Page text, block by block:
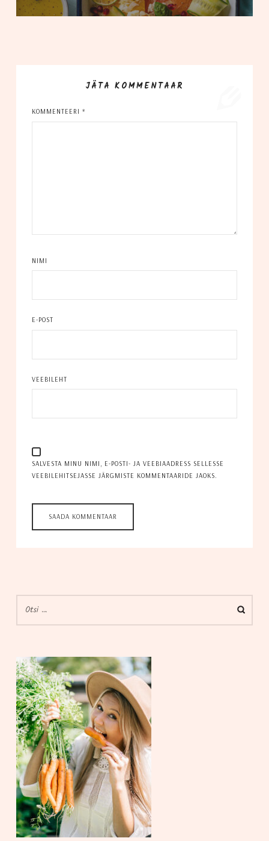
JÄTA KOMMENTAAR
KOMMENTEERI *
NIMI
E-POST
VEEBILEHT
SALVESTA MINU NIMI, E-POSTI- JA VEEBIAADRESS SELLESSE
VEEBILEHITSEJASSE JÄRGMISTE KOMMENTAARIDE JAOKS.